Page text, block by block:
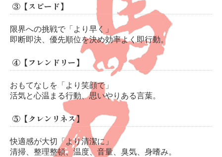
③【スピード】
限界への挑戦で「より早く」
即断即決、優先順位を決め効率よく即行動。
④【フレンドリー】
おもてなしを「より笑顔で」
活気と心温まる行動、思いやりある言葉。
⑤【クレンリネス】
快適感が大切「より清潔に」
清掃、整理整頓、温度、音量、臭気、身嗜み。